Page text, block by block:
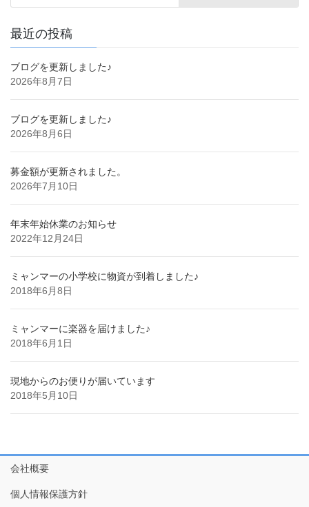
最近の投稿
ブログを更新しました♪
2026年8月7日
ブログを更新しました♪
2026年8月6日
募金額が更新されました。
2026年7月10日
年末年始休業のお知らせ
2022年12月24日
ミャンマーの小学校に物資が到着しました♪
2018年6月8日
ミャンマーに楽器を届けました♪
2018年6月1日
現地からのお便りが届いています
2018年5月10日
会社概要
個人情報保護方針